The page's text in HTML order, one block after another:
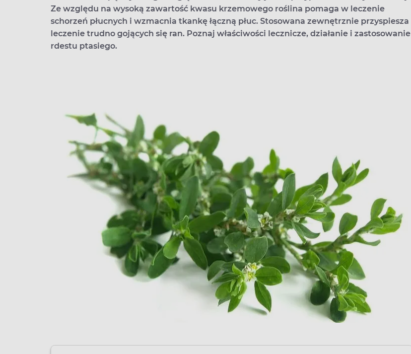
Ze względu na wysoką zawartość kwasu krzemowego roślina pomaga w leczenie
schorzeń płucnych i wzmacnia tkankę łączną płuc. Stosowana zewnętrznie przyspiesza
leczenie trudno gojących się ran. Poznaj właściwości lecznicze, działanie i zastosowanie
rdestu ptasiego.